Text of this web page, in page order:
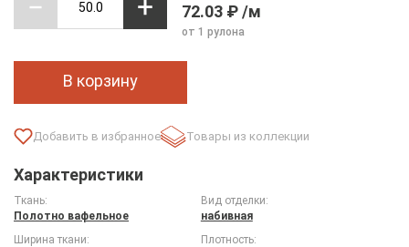
72.03 ₽ /м
от 1 рулона
В корзину
Товары из коллекции
Характеристики
Ткань:
Полотно вафельное
Вид отделки:
набивная
Ширина ткани:
Плотность: